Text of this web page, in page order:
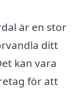
är en stor
ditt
kan vara
för att